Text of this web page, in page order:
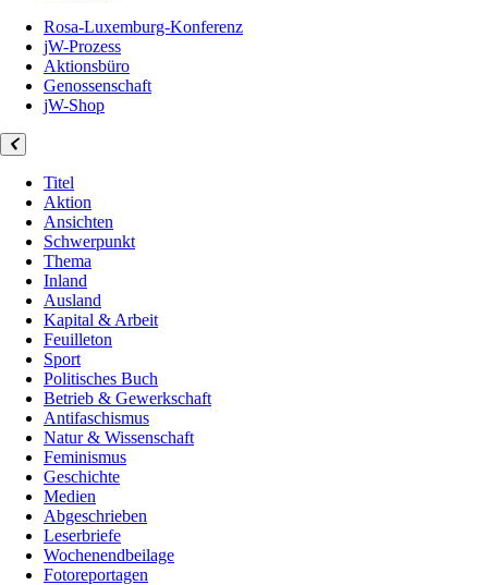
Rosa-Luxemburg-Konferenz
jW-Prozess
Aktionsbüro
Genossenschaft
jW-Shop
Titel
Aktion
Ansichten
Schwerpunkt
Thema
Inland
Ausland
Kapital & Arbeit
Feuilleton
Sport
Politisches Buch
Betrieb & Gewerkschaft
Antifaschismus
Natur & Wissenschaft
Feminismus
Geschichte
Medien
Abgeschrieben
Leserbriefe
Wochenendbeilage
Fotoreportagen